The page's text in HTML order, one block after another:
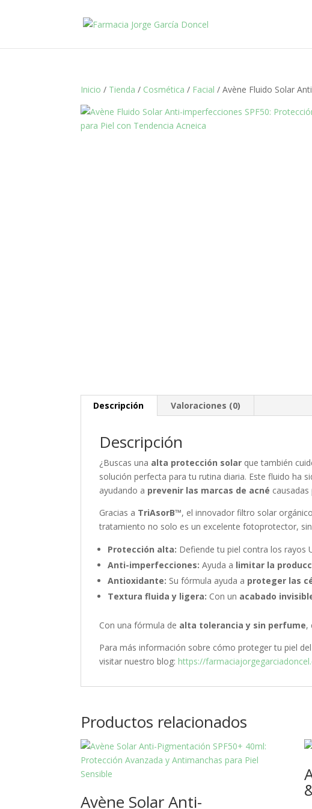
Inicio / Tienda / Cosmética / Facial / Avène Fluido Solar
Descripción Valoraciones (0)
Descripción
¿Buscas una alta protección solar que también
solución perfecta para tu rutina diaria. Este fluido ha
ayudando a prevenir las marcas de acné causadas
Gracias a TriAsorB™, el innovador filtro solar
tratamiento no solo es un excelente fotoprotector,
Protección alta: Defiende tu piel contra los rayos
Anti-imperfecciones: Ayuda a limitar la
Antioxidante: Su fórmula ayuda a proteger las
Textura fluida y ligera: Con un acabado
Con una fórmula de alta tolerancia y sin perfume,
Para más información sobre cómo proteger tu piel
visitar nuestro blog: https://
Productos relacionados
Avène Solar Anti-